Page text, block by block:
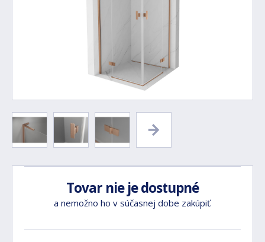
Tovar nie je dostupné
a nemožno ho v súčasnej dobe zakúpiť.